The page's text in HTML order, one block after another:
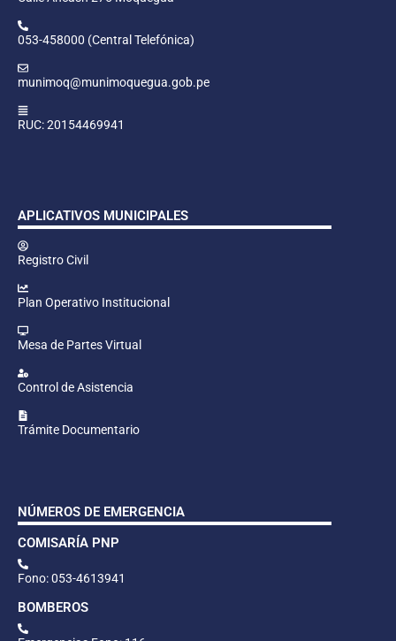
053-458000 (Central Telefónica)
munimoq@munimoquegua.gob.pe
RUC: 20154469941
APLICATIVOS MUNICIPALES
Registro Civil
Plan Operativo Institucional
Mesa de Partes Virtual
Control de Asistencia
Trámite Documentario
NÚMEROS DE EMERGENCIA
COMISARÍA PNP
Fono: 053-4613941
BOMBEROS